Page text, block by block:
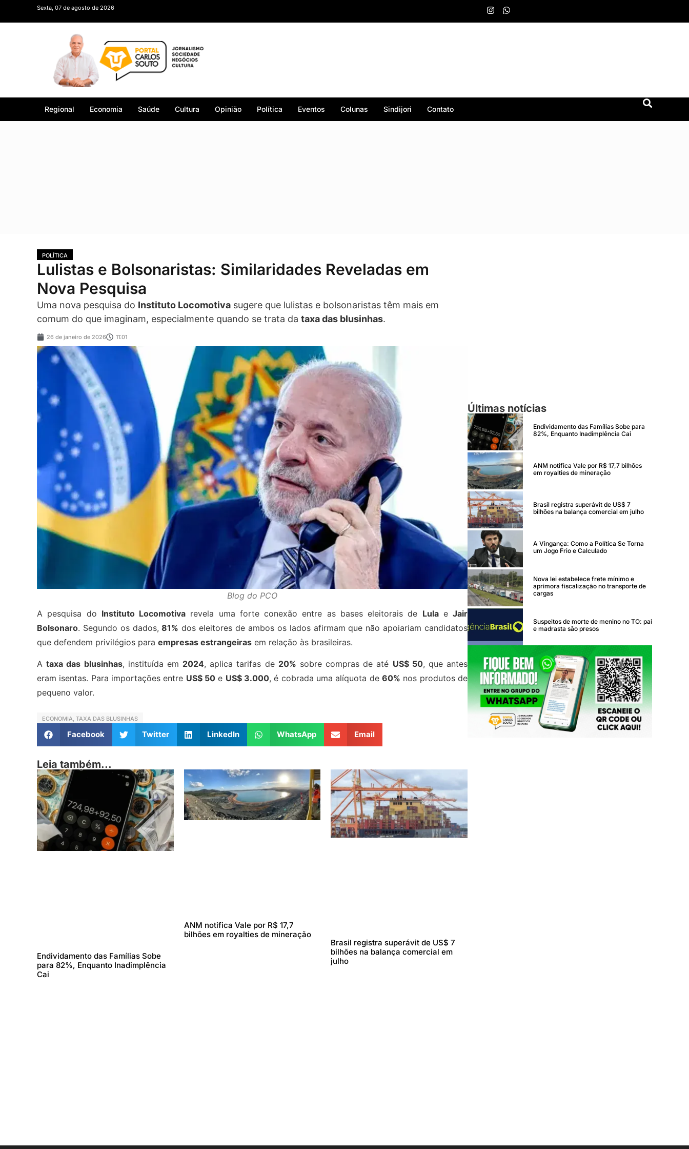
Sexta, 07 de agosto de 2026
Regional Economia Saúde Cultura Opinião Política Eventos Colunas Sindijori Contato
POLÍTICA
Lulistas e Bolsonaristas: Similaridades Reveladas em
Nova Pesquisa
Uma nova pesquisa do Instituto Locomotiva sugere que lulistas e bolsonaristas têm mais em
comum do que imaginam, especialmente quando se trata da taxa das blusinhas.
26 de janeiro de 2026 11:01
Blog do PCO
A pesquisa do Instituto Locomotiva revela uma forte conexão entre as bases eleitorais de Lulae Jair
Bolsonaro. Segundo os dados,81% dos eleitores de ambos os lados afirmam que não apoiariam candidatos
que defendem privilégios para empresas estrangeiras em relação às brasileiras.
Ataxa das blusinhas, instituída em 2024, aplica tarifas de 20% sobre compras de até US$ 50, que antes
eram isentas. Para importações entre US$ 50 e US$ 3.000, é cobrada uma alíquota de60% nos produtos de
pequeno valor.
ECONOMIA, TAXA DAS BLUSINHAS
Facebook Twitter LinkedIn WhatsApp Email
Leia também...
Endividamento das Famílias Sobe
para 82%, Enquanto Inadimplência
Cai
ANM notifica Vale por R$ 17,7
bilhões em royalties de mineração
Brasil registra superávit de US$ 7
bilhões na balança comercial em
julho
Últimas notícias
Endividamento das Famílias Sobe para
82%, Enquanto Inadimplência Cai
ANM notifica Vale por R$ 17,7 bilhões
em royalties de mineração
Brasil registra superávit de US$ 7
bilhões na balança comercial em julho
A Vingança: Como a Política Se Torna
um Jogo Frio e Calculado
Nova lei estabelece frete mínimo e
aprimora fiscalização no transporte de
cargas
Suspeitos de morte de menino no TO: pai
e madrasta são presos